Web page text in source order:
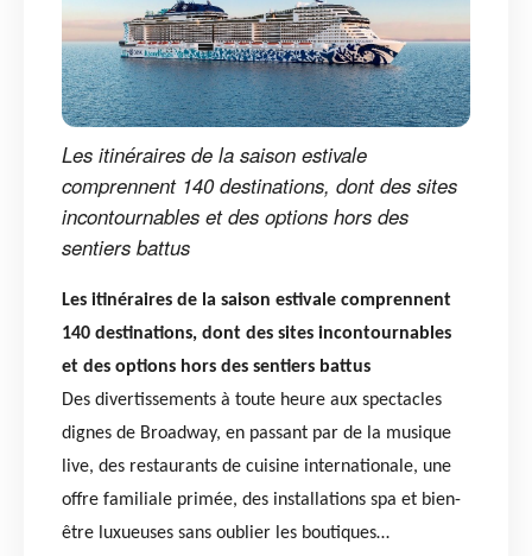
Les itinéraires de la saison estivale
comprennent 140 destinations, dont des sites
incontournables et des options hors des
sentiers battus
Les itinéraires de la saison estivale comprennent
140 destinations, dont des sites incontournables
et des options hors des sentiers battus
Des divertissements à toute heure aux spectacles
dignes de Broadway, en passant par de la musique
live, des restaurants de cuisine internationale, une
offre familiale primée, des installations spa et bien-
être luxueuses sans oublier les boutiques…